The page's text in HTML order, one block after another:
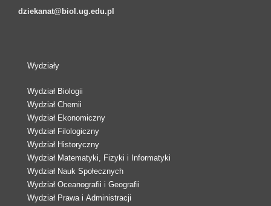
dziekanat@biol.ug.edu.pl
Wydziały
Wydział Biologii
Wydział Chemii
Wydział Ekonomiczny
Wydział Filologiczny
Wydział Historyczny
Wydział Matematyki, Fizyki i Informatyki
Wydział Nauk Społecznych
Wydział Oceanografii i Geografii
Wydział Prawa i Administracji